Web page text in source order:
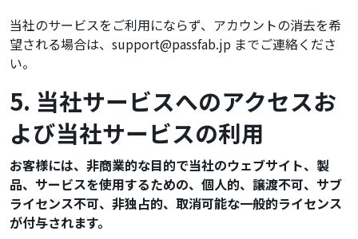
当社のサービスをご利用にならず、アカウントの消去を希
望される場合は、 support@passfab.jp までご連絡くださ
い。
5. 当社サービスへのアクセスお
よび当社サービスの利用
お客様には、非商業的な目的で当社のウェブサイト、製
品、サービスを使用するための、個人的、譲渡不可、サブ
ライセンス不可、非独占的、取消可能な一般的ライセンス
が付与されます。